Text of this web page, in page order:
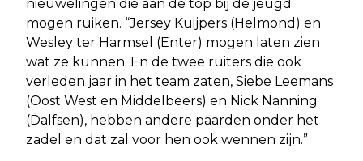
nieuwelingen die aan de top bij de jeugd
mogen ruiken. “Jersey Kuijpers (Helmond) en
Wesley ter Harmsel (Enter) mogen laten zien
wat ze kunnen. En de twee ruiters die ook
verleden jaar in het team zaten, Siebe Leemans
(Oost West en Middelbeers) en Nick Nanning
(Dalfsen), hebben andere paarden onder het
zadel en dat zal voor hen ook wennen zijn.”